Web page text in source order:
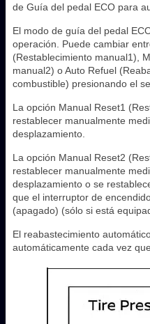
de Guía del pedal ECO para
El modo de guía del pedal
operación. Puede cambiar
(Restablecimiento manual1),
manual2) o Auto Refuel
combustible) presionando el
La opción Manual Reset1
restablecer manualmente
desplazamiento.
La opción Manual Reset2
restablecer manualmente
desplazamiento o se
que el interruptor de
(apagado) (sólo si está
El reabastecimiento
automáticamente cada vez